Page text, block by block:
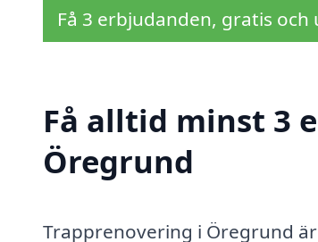
Få 3 erbjudanden, gratis
Få alltid minst 3
Öregrund
Trapprenovering i Öregrund